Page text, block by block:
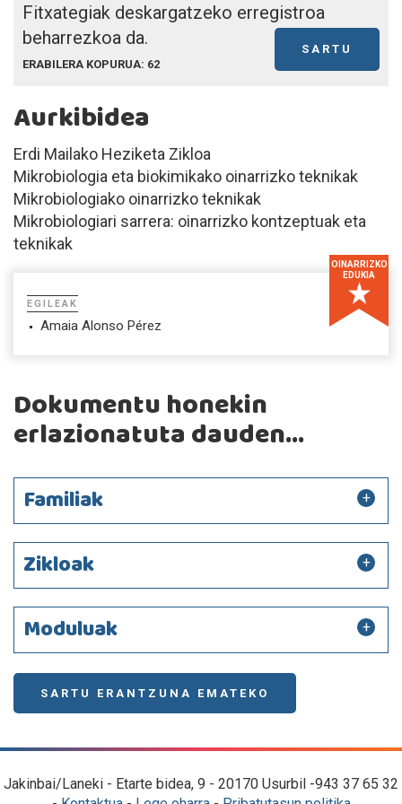
Fitxategiak deskargatzeko erregistroa
beharrezkoa da.
SARTU
ERABILERA KOPURUA: 62
Aurkibidea
Erdi Mailako Heziketa Zikloa
Mikrobiologia eta biokimikako oinarrizko teknikak
Mikrobiologiako oinarrizko teknikak
Mikrobiologiari sarrera: oinarrizko kontzeptuak eta
teknikak
OINARRIZKO
EDUKIA
EGILEAK
Amaia Alonso Pérez
Dokumentu honekin
erlazionatuta dauden...
Familiak
Zikloak
Moduluak
SARTU ERANTZUNA EMATEKO
Jakinbai/Laneki - Etarte bidea, 9 - 20170 Usurbil -943 37 65 32